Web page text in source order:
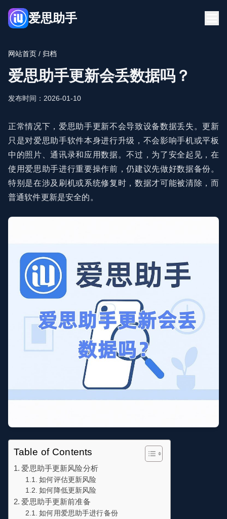
爱思助手
博客
常见问题
立即下载
网站首页 / 归档
爱思助手更新会丢数据吗？
发布时间：2026-01-10
正常情况下，爱思助手更新不会导致设备数据丢失。更新
只是对爱思助手软件本身进行升级，不会影响手机或平板
中的照片、通讯录和应用数据。不过，为了安全起见，在
使用爱思助手进行重要操作前，仍建议先做好数据备份。
特别是在涉及刷机或系统修复时，数据才可能被清除，而
普通软件更新是安全的。
Table of Contents
爱思助手更新风险分析
如何评估更新风险
如何降低更新风险
爱思助手更新前准备
如何用爱思助手进行备份